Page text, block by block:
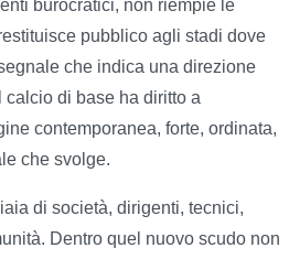
burocratici, non riempie le
pubblico agli stadi dove
che indica una direzione
di base ha diritto a
contemporanea, forte, ordinata,
che svolge.
di società, dirigenti, tecnici,
Dentro quel nuovo scudo non